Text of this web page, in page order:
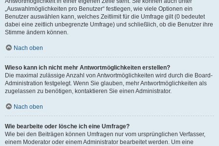
„Auswahlmöglichkeiten pro Benutzer“ festlegen, wie viele Optionen ein
Benutzer auswählen kann, welches Zeitlimit für die Umfrage gilt (0 bedeutet
dabei eine zeitlich unbegrenzte Umfrage) und schließlich, ob die Benutzer ihre
Stimme ändern können.
Nach oben
Wieso kann ich nicht mehr Antwortmöglichkeiten erstellen?
Die maximal zulässige Anzahl von Antwortmöglichkeiten wird durch die Board-
Administration festgelegt. Wenn Sie glauben, mehr Antwortmöglichkeiten als
zugelassen zu benötigen, kontaktieren Sie einen Administrator.
Nach oben
Wie bearbeite oder lösche ich eine Umfrage?
Wie bei den Beiträgen können Umfragen nur vom ursprünglichen Verfasser,
einem Moderator oder einem Administrator bearbeitet werden. Um eine